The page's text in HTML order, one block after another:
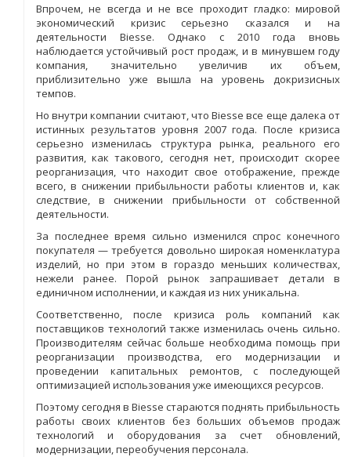
Впрочем, не всегда и не все проходит гладко: мировой
экономический кризис серьезно сказался и на
деятельности Biesse. Однако с 2010 года вновь
наблюдается устойчивый рост продаж, и в минувшем году
компания, значительно увеличив их объем,
приблизительно уже вышла на уровень докризисных
темпов.
Но внутри компании считают, что Biesse все еще далека от
истинных результатов уровня 2007 года. После кризиса
серьезно изменилась структура рынка, реального его
развития, как такового, сегодня нет, происходит скорее
реорганизация, что находит свое отображение, прежде
всего, в снижении прибыльности работы клиентов и, как
следствие, в снижении прибыльности от собственной
деятельности.
За последнее время сильно изменился спрос конечного
покупателя — требуется довольно широкая номенклатура
изделий, но при этом в гораздо меньших количествах,
нежели ранее. Порой рынок запрашивает детали в
единичном исполнении, и каждая из них уникальна.
Соответственно, после кризиса роль компаний как
поставщиков технологий также изменилась очень сильно.
Производителям сейчас больше необходима помощь при
реорганизации производства, его модернизации и
проведении капитальных ремонтов, с последующей
оптимизацией использования уже имеющихся ресурсов.
Поэтому сегодня в Biesse стараются поднять прибыльность
работы своих клиентов без больших объемов продаж
технологий и оборудования за счет обновлений,
модернизации, переобучения персонала.